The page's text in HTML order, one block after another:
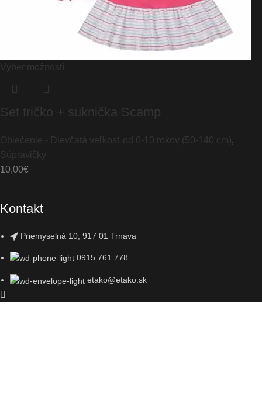
Výber možností
Set tričko + suknička Scamp
Oblečenie - Dievčatá veľkosť od 0-10 rokov (50-140 cm),
Súpravičky
10,00€
Kontakt
Priemyselná 10, 917 01 Trnava
0915 761 778
etako@etako.sk